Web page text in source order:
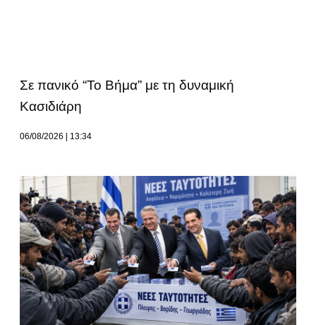
Σε πανικό “Το Βήμα” με τη δυναμική
Κασιδιάρη
06/08/2026 13:34